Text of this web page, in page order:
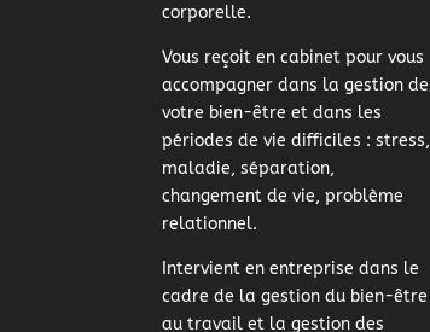
corporelle.
Vous reçoit en cabinet pour vous
accompagner dans la gestion de
votre bien-être et dans les
périodes de vie difficiles : stress,
maladie, séparation,
changement de vie, problème
relationnel.
Intervient en entreprise dans le
cadre de la gestion du bien-être
au travail et la gestion des